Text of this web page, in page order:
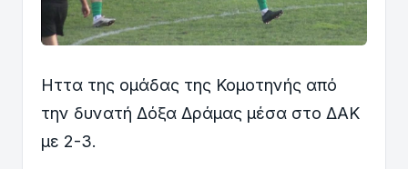
Ηττα της ομάδας της Κομοτηνής από
την δυνατή Δόξα Δράμας μέσα στο ΔΑΚ
με 2-3.